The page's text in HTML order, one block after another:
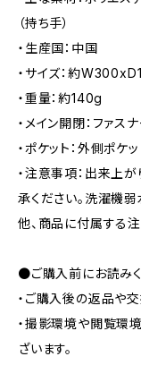
（持ち手）
・生産国：中国
・サイズ：約
・重量：約140g
・メイン開閉：ファス
・ポケット：外側ポケ
・注意事項：出来上
承ください。洗濯機
他、商品に付属する
●ご購入前にお読み
・ご購入後の返品や
・撮影環境や閲覧環
ざいます。